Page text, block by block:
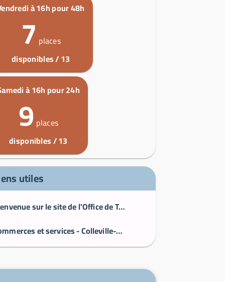
à 16h pour 48h
7 places
disponibles / 13
à 16h pour 24h
9 places
disponibles / 13
utiles
Bienvenue sur le site de l'Office de Tourisme de Caen la mer
Commerces et services - Colleville-Montgomery